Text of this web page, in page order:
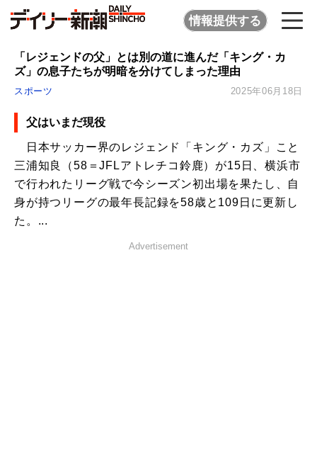
情報提供する
「レジェンドの父」とは別の道に進んだ「キング・カ
ズ」の息子たちが明暗を分けてしまった理由
スポーツ 2025年06月18日
父はいまだ現役
日本サッカー界のレジェンド「キング・カズ」こと
三浦知良（58＝JFLアトレチコ鈴鹿）が15日、横浜市
で行われたリーグ戦で今シーズン初出場を果たし、自
身が持つリーグの最年長記録を58歳と109日に更新し
た。...
Advertisement